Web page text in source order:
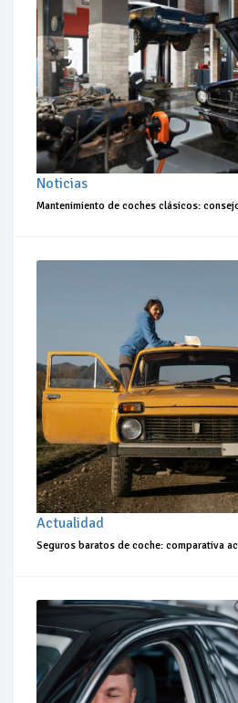
Noticias
Mantenimiento de coches clásicos:
Actualidad
Seguros baratos de coche: comparativa